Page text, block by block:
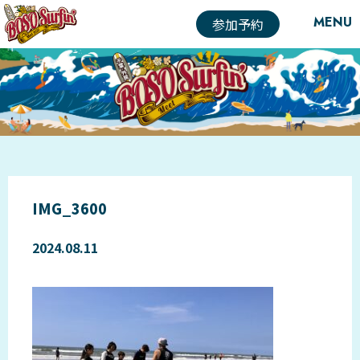
参加予約 MENU
IMG_3600
2024.08.11